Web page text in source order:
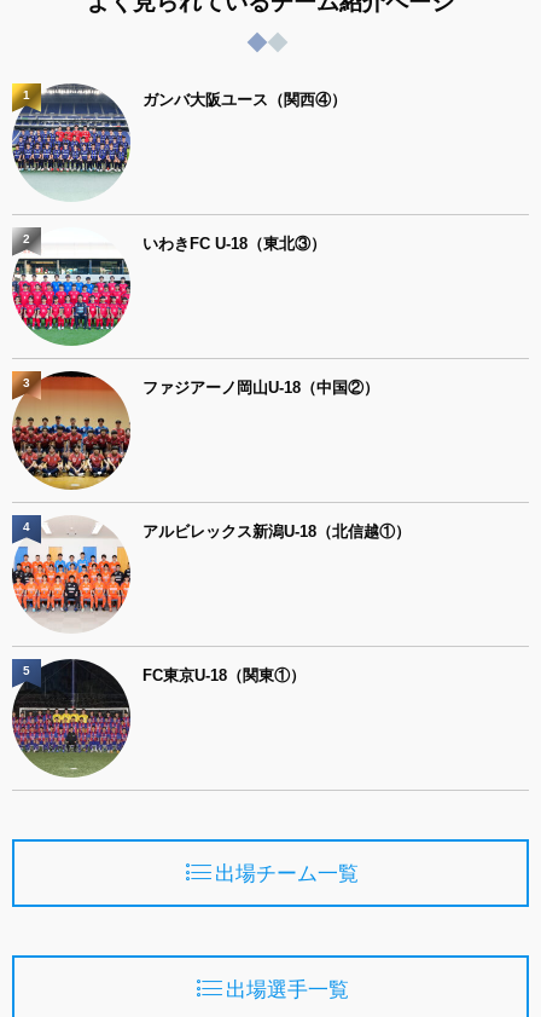
ガンバ大阪ユース（関西④）
1
いわきFC U-18（東北③）
2
ファジアーノ岡山U-18（中国②）
3
アルビレックス新潟U-18（北信越①）
4
FC東京U-18（関東①）
5
出場チーム一覧
出場選手一覧